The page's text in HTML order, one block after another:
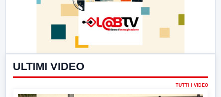
ULTIMI VIDEO
TUTTI I VIDEO